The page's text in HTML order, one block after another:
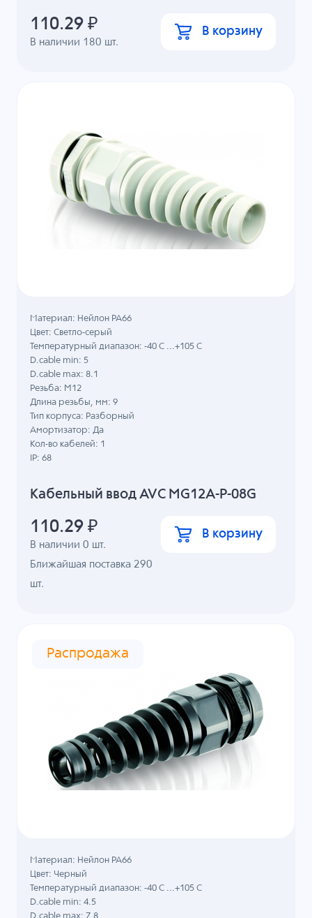
В наличии 180 шт.
110.29 ₽ В корзину
Кабельный ввод AVC MG12A-P-08G
В наличии0 шт.
Ближайшая поставка 290
шт.
Материал: Нейлон PA66
Цвет: Светло-серый
Температурный диапазон: -40 C ...+105 C
D.cable min: 5
D.cable max: 8.1
Резьба: M12
Длина резьбы, мм: 9
Тип корпуса: Разборный
Амортизатор: Да
Кол-во кабелей: 1
IP: 68
110.29 ₽ В корзину
Распродажа
Материал: Нейлон PA66
Цвет: Черный
Температурный диапазон: -40 C ...+105 C
D.cable min: 4.5